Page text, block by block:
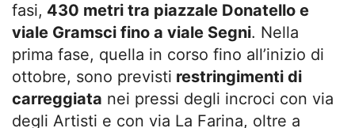
fasi, 430 metri tra piazzale Donatello e
viale Gramsci fino a viale Segni. Nella
prima fase, quella in corso fino all’inizio di
ottobre, sono previsti restringimenti di
carreggiata nei pressi degli incroci con via
degli Artisti e con via La Farina, oltre a